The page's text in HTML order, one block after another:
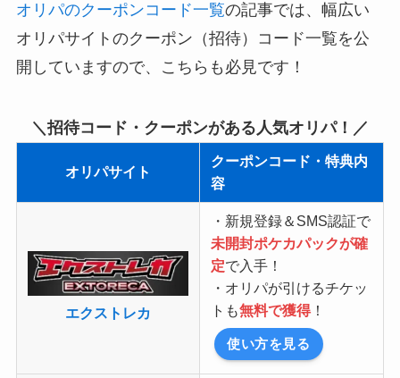
オリパのクーポンコード一覧の記事では、幅広い
オリパサイトのクーポン（招待）コード一覧を公
開していますので、こちらも必見です！
＼招待コード・クーポンがある人気オリパ！／
オリパサイト
クーポンコード・特典内
容
エクストレカ
・新規登録＆SMS認証で
未開封ポケカパックが確
定で入手！
・オリパが引けるチケッ
トも無料で獲得！
使い方を見る